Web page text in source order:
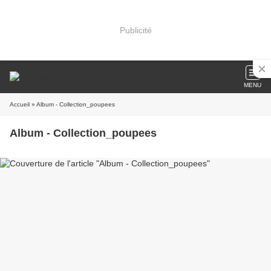
Publicité
MENU
Accueil » Album - Collection_poupees
Album - Collection_poupees